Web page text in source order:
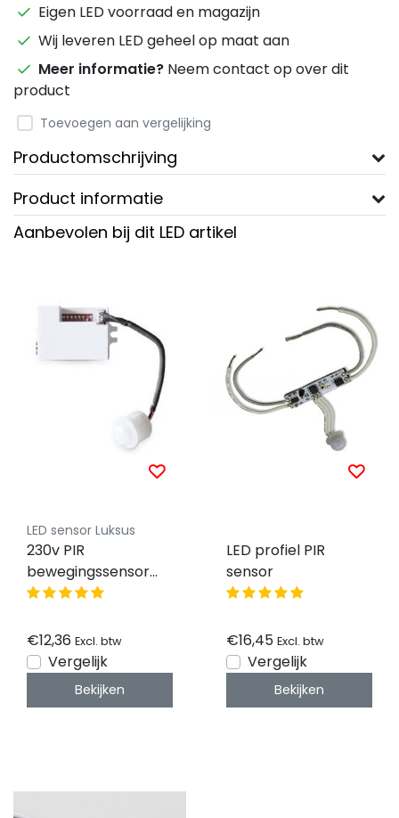
Eigen LED voorraad en magazijn
Wij leveren LED geheel op maat aan
Meer informatie? Neem contact op over dit
product
Toevoegen aan vergelijking
Productomschrijving
Product informatie
Aanbevolen bij dit LED artikel
LED sensor Luksus
230v PIR
bewegingssensor
instelbaar - wit -
€12,36 Excl. btw
Vergelijk
Bekijken
LED profiel PIR
sensor
€16,45 Excl. btw
Vergelijk
Bekijken